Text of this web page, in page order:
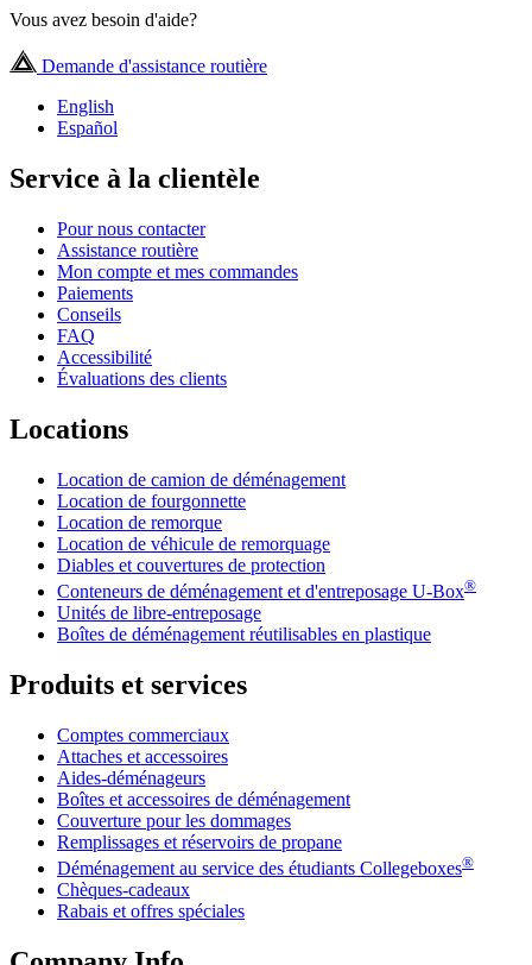
Vous avez besoin d'aide?
Demande d'assistance routière
English
Español
Service à la clientèle
Pour nous contacter
Assistance routière
Mon compte et mes commandes
Paiements
Conseils
FAQ
Accessibilité
Évaluations des clients
Locations
Location de camion de déménagement
Location de fourgonnette
Location de remorque
Location de véhicule de remorquage
Diables et couvertures de protection
Conteneurs de déménagement et d'entreposage U-Box®
Unités de libre-entreposage
Boîtes de déménagement réutilisables en plastique
Produits et services
Comptes commerciaux
Attaches et accessoires
Aides-déménageurs
Boîtes et accessoires de déménagement
Couverture pour les dommages
Remplissages et réservoirs de propane
Déménagement au service des étudiants Collegeboxes®
Chèques-cadeaux
Rabais et offres spéciales